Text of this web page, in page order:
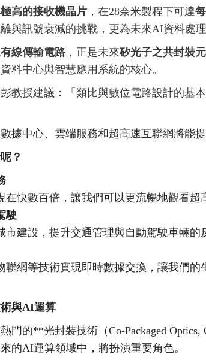
高的接收機晶片 ，在28奈米製程下可達
與訊號衰減的挑戰，更為未來AI資料處理
線傳輸電路 ，正是未來矽光子之共封裝
料中心與智慧應用系統的核心。
教授建議：「類比與數位電路設計的基
據中心、雲端服務和超高速互聯網將能
？
在快數百倍，讓我們可以更流暢地觀看超
駛
市建設，提升交通管理與自動駕駛車輛的
聯網等技術實現即時數據交換，讓我們的
與AI運算
門的**光封裝技術（Co-Packaged Optics,
的AI運算領域中，將扮演重要角色。